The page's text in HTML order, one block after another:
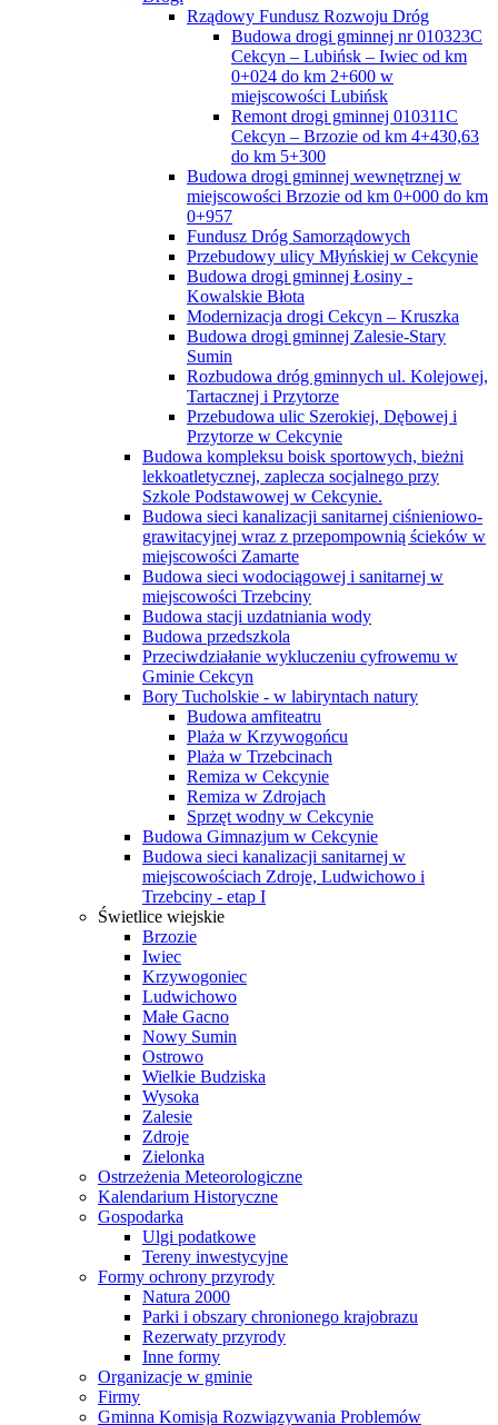
Rządowy Fundusz Rozwoju Dróg
Budowa drogi gminnej nr 010323C
Cekcyn – Lubińsk – Iwiec od km
0+024 do km 2+600 w
miejscowości Lubińsk
Remont drogi gminnej 010311C
Cekcyn – Brzozie od km 4+430,63
do km 5+300
Budowa drogi gminnej wewnętrznej w
miejscowości Brzozie od km 0+000 do km
0+957
Fundusz Dróg Samorządowych
Przebudowy ulicy Młyńskiej w Cekcynie
Budowa drogi gminnej Łosiny -
Kowalskie Błota
Modernizacja drogi Cekcyn – Kruszka
Budowa drogi gminnej Zalesie-Stary
Sumin
Rozbudowa dróg gminnych ul. Kolejowej,
Tartacznej i Przytorze
Przebudowa ulic Szerokiej, Dębowej i
Przytorze w Cekcynie
Budowa kompleksu boisk sportowych, bieżni
lekkoatletycznej, zaplecza socjalnego przy
Szkole Podstawowej w Cekcynie.
Budowa sieci kanalizacji sanitarnej ciśnieniowo-
grawitacyjnej wraz z przepompownią ścieków w
miejscowości Zamarte
Budowa sieci wodociągowej i sanitarnej w
miejscowości Trzebciny
Budowa stacji uzdatniania wody
Budowa przedszkola
Przeciwdziałanie wykluczeniu cyfrowemu w
Gminie Cekcyn
Bory Tucholskie - w labiryntach natury
Budowa amfiteatru
Plaża w Krzywogońcu
Plaża w Trzebcinach
Remiza w Cekcynie
Remiza w Zdrojach
Sprzęt wodny w Cekcynie
Budowa Gimnazjum w Cekcynie
Budowa sieci kanalizacji sanitarnej w
miejscowościach Zdroje, Ludwichowo i
Trzebciny - etap I
Świetlice wiejskie
Brzozie
Iwiec
Krzywogoniec
Ludwichowo
Małe Gacno
Nowy Sumin
Ostrowo
Wielkie Budziska
Wysoka
Zalesie
Zdroje
Zielonka
Ostrzeżenia Meteorologiczne
Kalendarium Historyczne
Gospodarka
Ulgi podatkowe
Tereny inwestycyjne
Formy ochrony przyrody
Natura 2000
Parki i obszary chronionego krajobrazu
Rezerwaty przyrody
Inne formy
Organizacje w gminie
Firmy
Gminna Komisja Rozwiązywania Problemów